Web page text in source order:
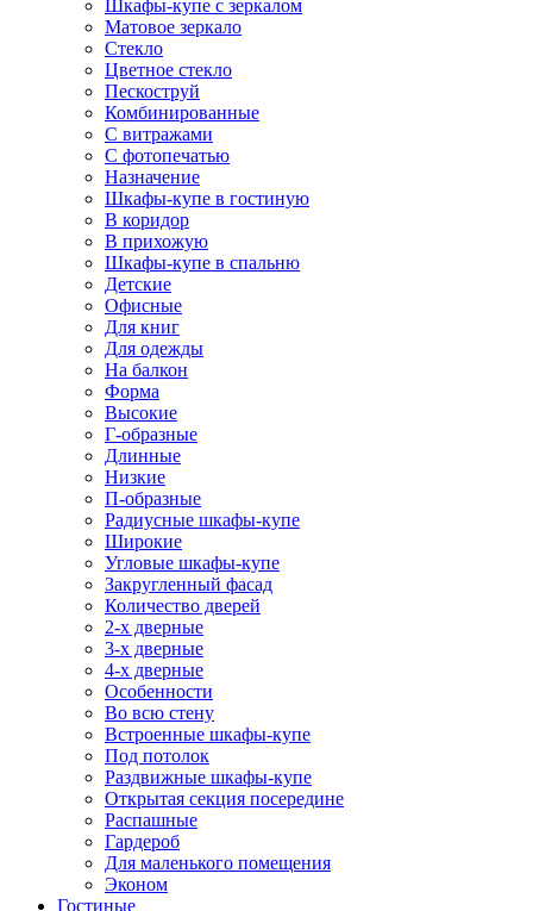
Шкафы-купе с зеркалом
Матовое зеркало
Стекло
Цветное стекло
Пескоструй
Комбинированные
С витражами
С фотопечатью
Назначение
Шкафы-купе в гостиную
В коридор
В прихожую
Шкафы-купе в спальню
Детские
Офисные
Для книг
Для одежды
На балкон
Форма
Высокие
Г-образные
Длинные
Низкие
П-образные
Радиусные шкафы-купе
Широкие
Угловые шкафы-купе
Закругленный фасад
Количество дверей
2-х дверные
3-х дверные
4-х дверные
Особенности
Во всю стену
Встроенные шкафы-купе
Под потолок
Раздвижные шкафы-купе
Открытая секция посередине
Распашные
Гардероб
Для маленького помещения
Эконом
Гостиные